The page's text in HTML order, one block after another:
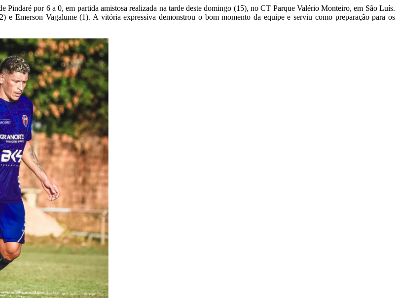
por 6 a 0, em partida amistosa realizada na tarde deste domingo (15), no CT Parque Valério Monteiro, em São Luís.
Emerson Vagalume (1). A vitória expressiva demonstrou o bom momento da equipe e serviu como preparação para os